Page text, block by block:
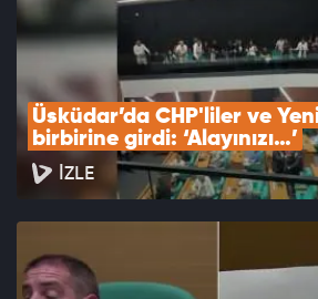
Üsküdar’da CHP'liler ve
birbirine girdi: ‘Alayınızı…’
İZLE